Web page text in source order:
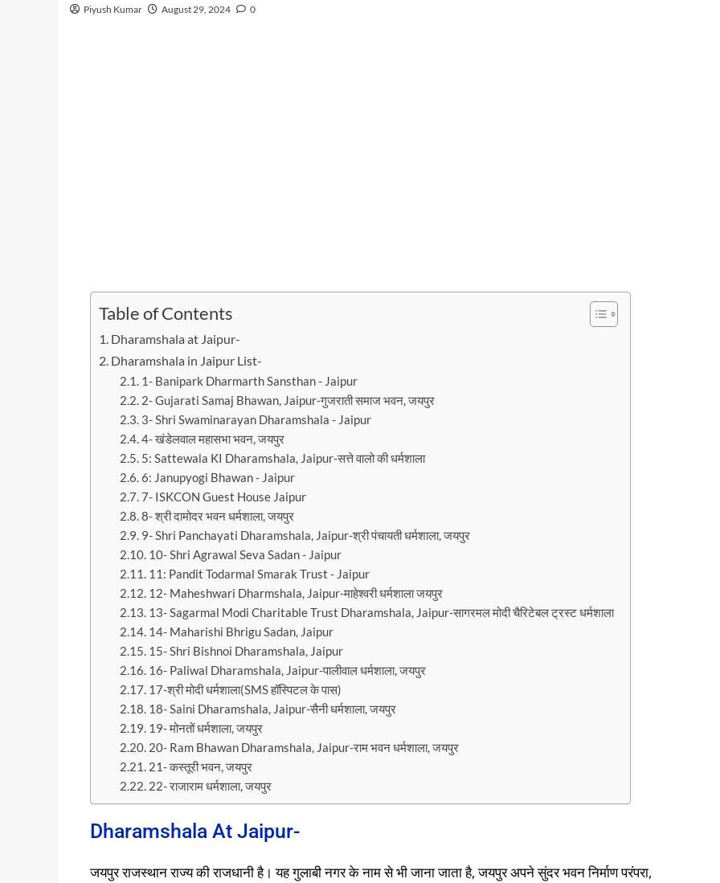
Piyush Kumar August 29, 2024 0
Table of Contents
Dharamshala at Jaipur-
Dharamshala in Jaipur List-
1- Banipark Dharmarth Sansthan - Jaipur
2- Gujarati Samaj Bhawan, Jaipur-गुजराती समाज भवन, जयपुर
3- Shri Swaminarayan Dharamshala - Jaipur
4- खंडेलवाल महासभा भवन, जयपुर
5: Sattewala KI Dharamshala, Jaipur-सत्ते वालो की धर्मशाला
6: Janupyogi Bhawan - Jaipur
7- ISKCON Guest House Jaipur
8- श्री दामोदर भवन धर्मशाला, जयपुर
9- Shri Panchayati Dharamshala, Jaipur-श्री पंचायती धर्मशाला, जयपुर
10- Shri Agrawal Seva Sadan - Jaipur
11: Pandit Todarmal Smarak Trust - Jaipur
12- Maheshwari Dharmshala, Jaipur-माहेश्वरी धर्मशाला जयपुर
13- Sagarmal Modi Charitable Trust Dharamshala, Jaipur-सागरमल मोदी चैरिटेबल ट्रस्ट धर्मशाला
14- Maharishi Bhrigu Sadan, Jaipur
15- Shri Bishnoi Dharamshala, Jaipur
16- Paliwal Dharamshala, Jaipur-पालीवाल धर्मशाला, जयपुर
17-श्री मोदी धर्मशाला(SMS हॉस्पिटल के पास)
18- Saini Dharamshala, Jaipur-सैनी धर्मशाला, जयपुर
19- मोनतों धर्मशाला, जयपुर
20- Ram Bhawan Dharamshala, Jaipur-राम भवन धर्मशाला, जयपुर
21- कस्तूरी भवन, जयपुर
22- राजाराम धर्मशाला, जयपुर
Dharamshala At Jaipur-
जयपुर राजस्थान राज्य की राजधानी है। यह गुलाबी नगर के नाम से भी जाना जाता है, जयपुर अपने सुंदर भवन निर्माण परंपरा,